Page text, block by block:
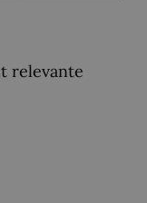
relevante